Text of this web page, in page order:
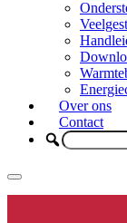
Over ons
Contact